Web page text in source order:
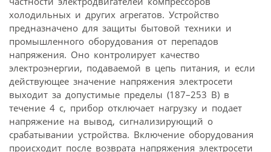
холодильных и других агрегатов. Устройство
предназначено для защиты бытовой техники и
промышленного оборудования от перепадов
напряжения. Оно контролирует качество
электроэнергии, подаваемой в цепь питания, и если
действующее значение напряжения электросети
выходит за допустимые пределы (187–253 В) в
течение 4 с, прибор отключает нагрузку и подает
напряжение на вывод, сигнализирующий о
срабатывании устройства. Включение оборудования
происходит после возврата напряжения электросети